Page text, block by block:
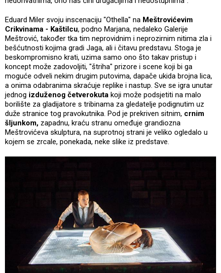
Eduard Miler svoju inscenaciju "Othella" na Meštrovićevim
Crikvinama - Kaštilcu, podno Marjana, nedaleko Galerije
Meštrović, također tka tim neprovidnim i neprozirnim nitima zla i
bešćutnosti kojima gradi Jaga, ali i čitavu predstavu. Stoga je
beskompromisno krati, uzima samo ono što takav pristup i
koncept može zadovoljiti, "štriha" prizore i scene koji bi ga
moguće odveli nekim drugim putovima, dapače ukida brojna lica,
a onima odabranima skraćuje replike i nastup. Sve se igra unutar
jednog izduženog četverokuta koji može podsjetiti na malo
borilište za gladijatore s tribinama za gledatelje podignutim uz
duže stranice tog pravokutnika. Pod je prekriven sitnim, crnim
šljunkom, zapadnu, kraću stranu omeđuje grandiozna
Meštrovićeva skulptura, na suprotnoj strani je veliko ogledalo u
kojem se zrcale, ponekada, neke slike iz predstave.